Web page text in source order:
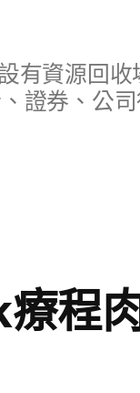
有資源回
證券、公
程